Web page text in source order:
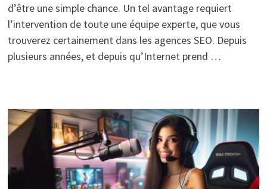
d’être une simple chance. Un tel avantage requiert
l’intervention de toute une équipe experte, que vous
trouverez certainement dans les agences SEO. Depuis
plusieurs années, et depuis qu’Internet prend …